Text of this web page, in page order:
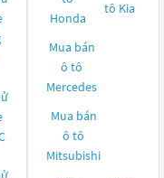
Honda
tô Kia
Mua bán
ô tô
Mercedes
Mua bán
ô tô
Mitsubishi